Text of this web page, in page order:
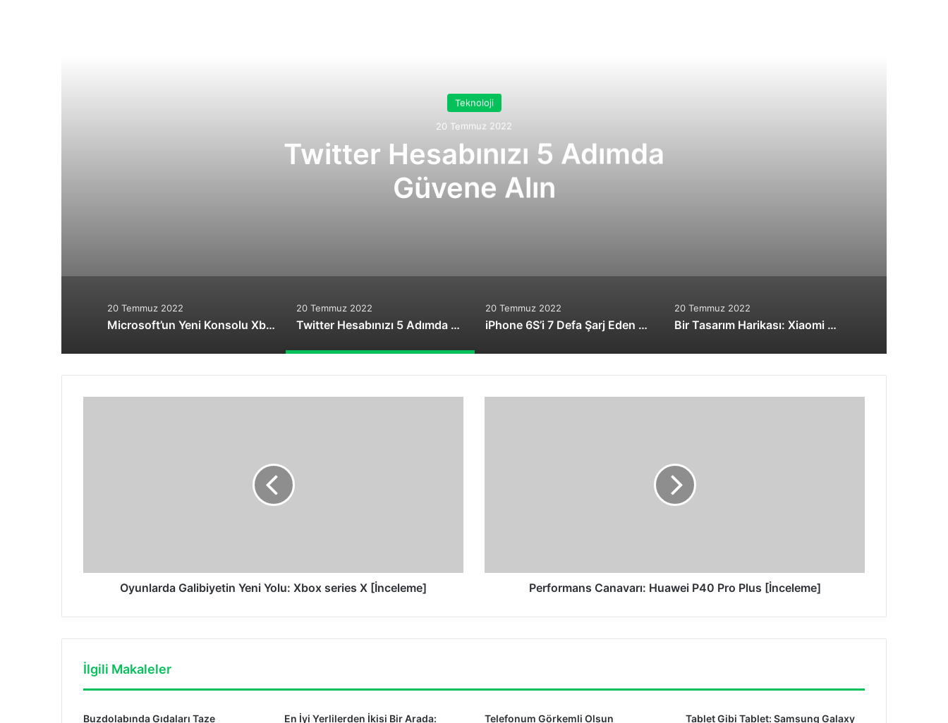
Teknoloji
20 Temmuz 2022
Twitter Hesabınızı 5 Adımda
Güvene Alın
20 Temmuz 2022
Microsoft’un Yeni Konsolu Xbox One Slim Gümbür Gümbür Geliyor!
20 Temmuz 2022
Twitter Hesabınızı 5 Adımda Güvene Alın
20 Temmuz 2022
iPhone 6S’i 7 Defa Şarj Eden Powerbank: TL-PB15600
20 Temmuz 2022
Bir Tasarım Harikası: Xiaomi Mi MIX
Oyunlarda Galibiyetin Yeni Yolu: Xbox series X [İnceleme] Performans Canavarı: Huawei P40 Pro Plus [İnceleme]
İlgili Makaleler
Buzdolabında Gıdaları Taze En İyi Yerlilerden İkisi Bir Arada: Telefonum Görkemli Olsun Tablet Gibi Tablet: Samsung Galaxy